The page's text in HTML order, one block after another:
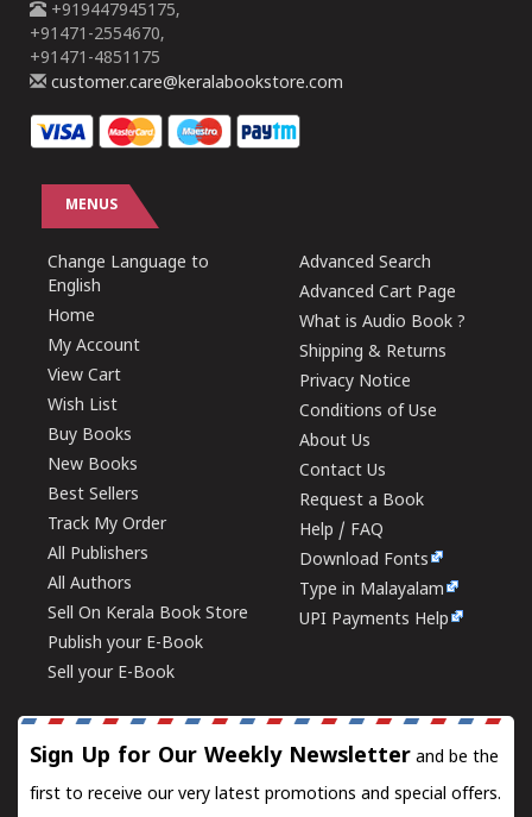
+919447945175,
+91471-2554670,
+91471-4851175
customer.care@keralabookstore.com
MENUS
Change Language to
English
Home
My Account
View Cart
Wish List
Buy Books
New Books
Best Sellers
Track My Order
All Publishers
All Authors
Sell On Kerala Book Store
Publish your E-Book
Sell your E-Book
Advanced Search
Advanced Cart Page
What is Audio Book ?
Shipping & Returns
Privacy Notice
Conditions of Use
About Us
Contact Us
Request a Book
Help / FAQ
Download Fonts
Type in Malayalam
UPI Payments Help
Sign Up for Our Weekly Newsletter and be the
first to receive our very latest promotions and special offers.